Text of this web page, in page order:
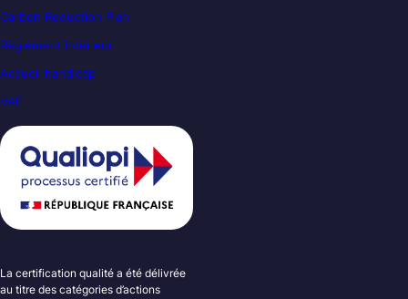
Carbon Reduction Plan
Règlement intérieur
Accueil handicap
VAE
La certification qualité a été délivrée
au titre des catégories d’actions